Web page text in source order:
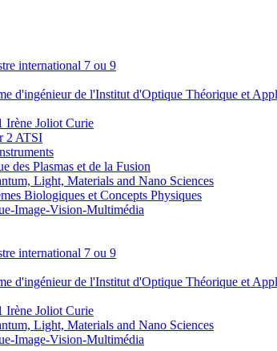
international 7 ou 9
d'ingénieur de l'Institut d'Optique Théorique et
Irène Joliot Curie
2 ATSI
des Plasmas et de la Fusion
Light, Materials and Nano Sciences
Biologiques et Concepts Physiques
Image-Vision-Multimédia
international 7 ou 9
d'ingénieur de l'Institut d'Optique Théorique et
Irène Joliot Curie
Light, Materials and Nano Sciences
Image-Vision-Multimédia